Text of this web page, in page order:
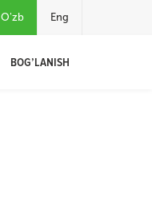
O'zb Eng
BOG’LANISH